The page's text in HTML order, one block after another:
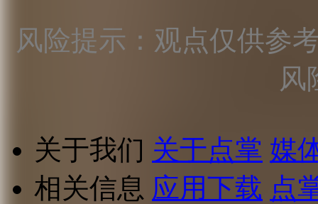
风险提示：观点仅供参
风
关于我们 关于点掌 媒
相关信息 应用下载 点